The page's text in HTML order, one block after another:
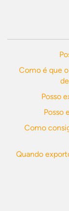
Como é que
Posso
Posso
Como
Quando